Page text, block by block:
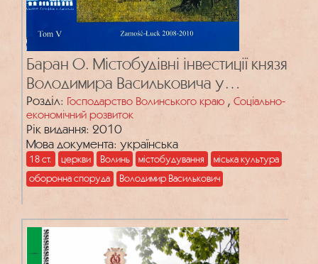
Баран О. Містобудівні інвестиції князя
Володимира Васильковича у
володимирському та берестейському
уділах у світлі Галицько-Волинського
літопису
Розділ: Господарство Волинського краю , Соціально-
економічний розвиток
Рік видання: 2010
Мова документа: українська
18 ст. церкви Волинь містобудування
міська культура
оборонна споруда
Володимир Василькович